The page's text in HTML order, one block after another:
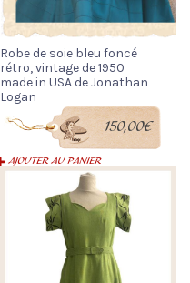
Robe de soie bleu foncé
rétro, vintage de 1950
made in USA de Jonathan
Logan
150,00€
AJOUTER AU PANIER